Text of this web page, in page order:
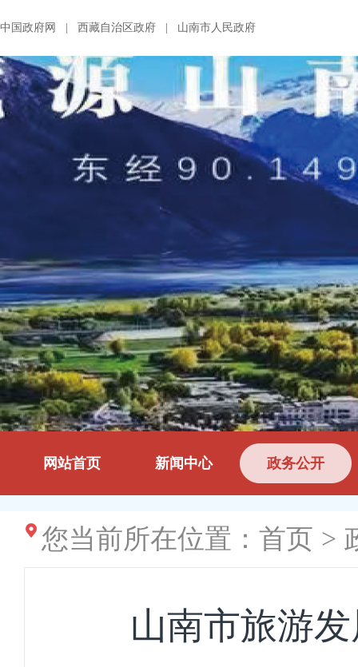
中国政府网 西藏自治区政府 山南市人民政府
网站首页 新闻中心 政务公开
您当前所在位置： 首页 >
山南市旅游